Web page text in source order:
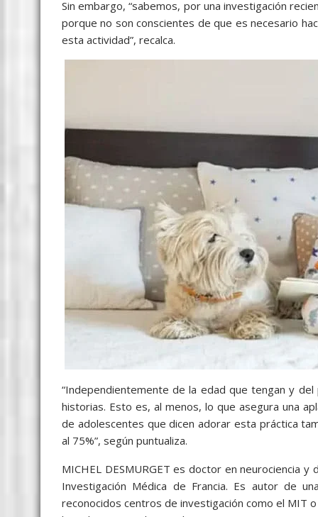
Sin embargo, “sabemos, por una investigación
porque no son conscientes de que es necesario
esta actividad”, recalca.
“Independientemente de la edad que tengan y
historias. Esto es, al menos, lo que asegura una
de adolescentes que dicen adorar esta práctica
al 75%”, según puntualiza.
MICHEL DESMURGET es doctor en neurociencia
Investigación Médica de Francia. Es autor de
reconocidos centros de investigación como el MIT